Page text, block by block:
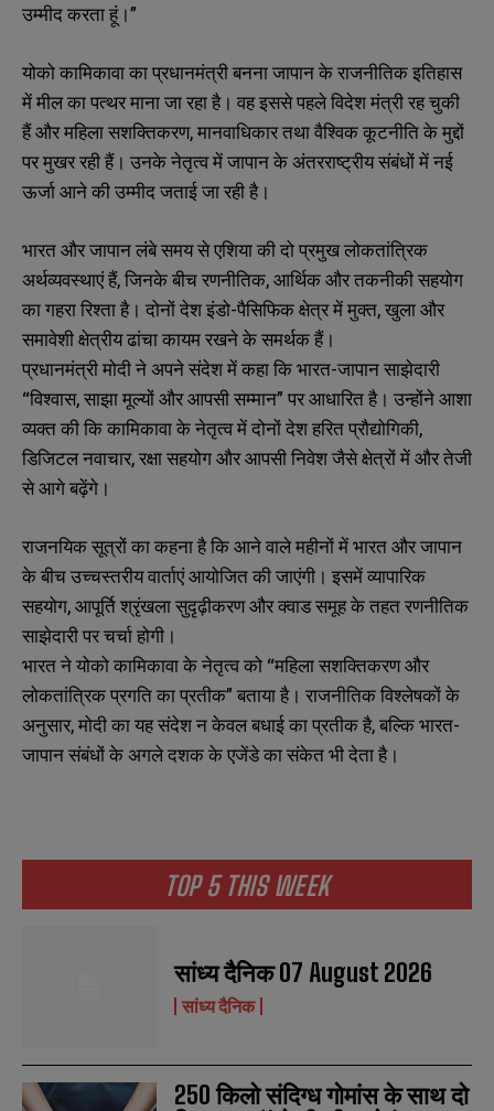
TOP 5 THIS WEEK
सांध्य दैनिक 07 August 2026
सांध्य दैनिक
250 किलो संदिग्ध गोमांस के साथ दो
उम्मीद करता हूं।”
योको कामिकावा का प्रधानमंत्री बनना जापान के राजनीतिक इतिहास
में मील का पत्थर माना जा रहा है। वह इससे पहले विदेश मंत्री रह चुकी
हैं और महिला सशक्तिकरण, मानवाधिकार तथा वैश्विक कूटनीति के मुद्दों
पर मुखर रही हैं। उनके नेतृत्व में जापान के अंतरराष्ट्रीय संबंधों में नई
ऊर्जा आने की उम्मीद जताई जा रही है।
भारत और जापान लंबे समय से एशिया की दो प्रमुख लोकतांत्रिक
अर्थव्यवस्थाएं हैं, जिनके बीच रणनीतिक, आर्थिक और तकनीकी सहयोग
का गहरा रिश्ता है। दोनों देश इंडो-पैसिफिक क्षेत्र में मुक्त, खुला और
समावेशी क्षेत्रीय ढांचा कायम रखने के समर्थक हैं।
प्रधानमंत्री मोदी ने अपने संदेश में कहा कि भारत-जापान साझेदारी
“विश्वास, साझा मूल्यों और आपसी सम्मान” पर आधारित है। उन्होंने आशा
व्यक्त की कि कामिकावा के नेतृत्व में दोनों देश हरित प्रौद्योगिकी,
डिजिटल नवाचार, रक्षा सहयोग और आपसी निवेश जैसे क्षेत्रों में और तेजी
से आगे बढ़ेंगे।
राजनयिक सूत्रों का कहना है कि आने वाले महीनों में भारत और जापान
के बीच उच्चस्तरीय वार्ताएं आयोजित की जाएंगी। इसमें व्यापारिक
सहयोग, आपूर्ति श्रृंखला सुदृढ़ीकरण और क्वाड समूह के तहत रणनीतिक
साझेदारी पर चर्चा होगी।
भारत ने योको कामिकावा के नेतृत्व को “महिला सशक्तिकरण और
लोकतांत्रिक प्रगति का प्रतीक” बताया है। राजनीतिक विश्लेषकों के
अनुसार, मोदी का यह संदेश न केवल बधाई का प्रतीक है, बल्कि भारत-
जापान संबंधों के अगले दशक के एजेंडे का संकेत भी देता है।